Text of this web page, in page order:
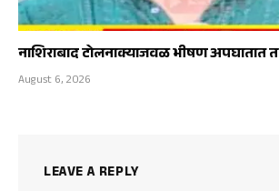
नाशिराबाद टोलनाक्याजवळ भीषण अपघातात
August 6, 2026
LEAVE A REPLY